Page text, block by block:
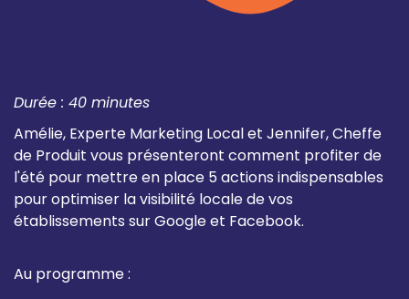
Durée : 40 minutes
Amélie, Experte Marketing Localet Jennifer,Cheffe
de Produit vous présenteront comment profiter de
l'été pour mettre en place 5 actions indispensables
pour optimiser la visibilité locale de vos
établissements sur Google et Facebook.
Au programme :